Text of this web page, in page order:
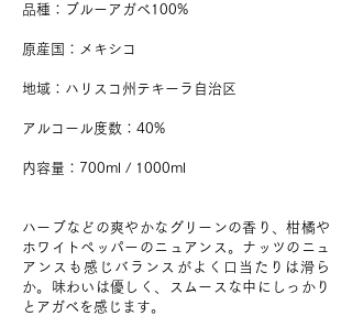
品種：ブルーアガベ100%
原産国：メキシコ
地域：ハリスコ州テキーラ自治区
アルコール度数：40%
​内容量：700ml / 1000ml
ハーブなどの爽やかなグリーンの香り、柑橘や
ホワイトペッパーのニュアンス。ナッツのニュ
アンスも感じバランスがよく口当たりは滑ら
か。味わいは優しく、スムースな中にしっかり
とアガベを感じます。